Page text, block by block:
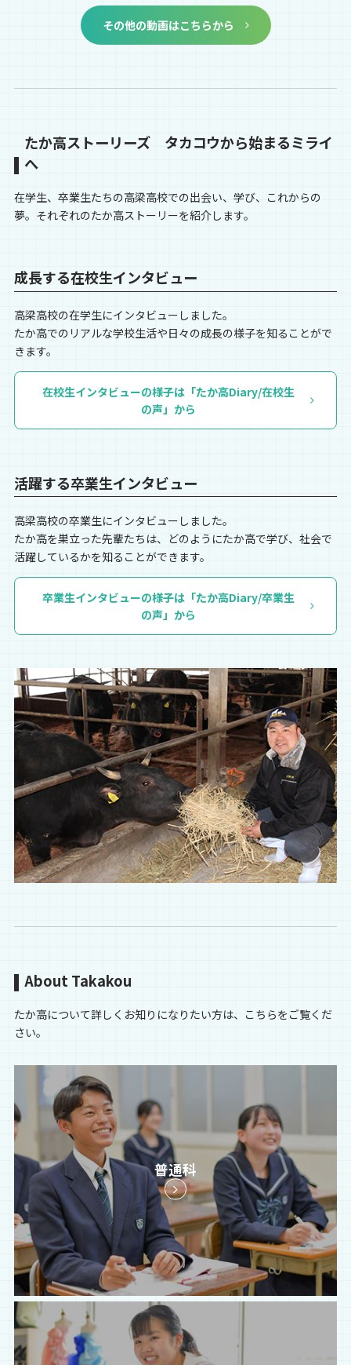
その他の動画はこちらから
たか高ストーリーズ タカコウから始まるミライ
へ
在学生、卒業生たちの高梁高校での出会い、学び、これからの
夢。それぞれのたか高ストーリーを紹介します。
成長する在校生インタビュー
高梁高校の在学生にインタビューしました。
たか高でのリアルな学校生活や日々の成長の様子を知ることがで
きます。
在校生インタビューの様子は「たか高Diary/在校生
の声」から
活躍する卒業生インタビュー
高梁高校の卒業生にインタビューしました。
たか高を巣立った先輩たちは、どのようにたか高で学び、社会で
活躍しているかを知ることができます。
卒業生インタビューの様子は「たか高Diary/卒業生
の声」から
About Takakou
たか高について詳しくお知りになりたい方は、こちらをご覧くだ
さい。
普通科